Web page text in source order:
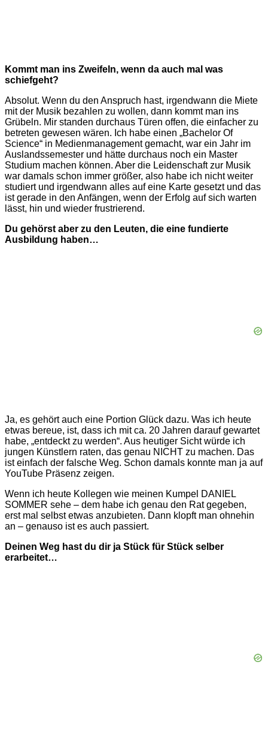
Kommt man ins Zweifeln, wenn da auch mal was
schiefgeht?
Absolut. Wenn du den Anspruch hast, irgendwann die Miete
mit der Musik bezahlen zu wollen, dann kommt man ins
Grübeln. Mir standen durchaus Türen offen, die einfacher zu
betreten gewesen wären. Ich habe einen „Bachelor Of
Science“ in Medienmanagement gemacht, war ein Jahr im
Auslandssemester und hätte durchaus noch ein Master
Studium machen können. Aber die Leidenschaft zur Musik
war damals schon immer größer, also habe ich nicht weiter
studiert und irgendwann alles auf eine Karte gesetzt und das
ist gerade in den Anfängen, wenn der Erfolg auf sich warten
lässt, hin und wieder frustrierend.
Du gehörst aber zu den Leuten, die eine fundierte
Ausbildung haben…
Ja, es gehört auch eine Portion Glück dazu. Was ich heute
etwas bereue, ist, dass ich mit ca. 20 Jahren darauf gewartet
habe, „entdeckt zu werden“. Aus heutiger Sicht würde ich
jungen Künstlern raten, das genau NICHT zu machen. Das
ist einfach der falsche Weg. Schon damals konnte man ja auf
YouTube Präsenz zeigen.
Wenn ich heute Kollegen wie meinen Kumpel DANIEL
SOMMER sehe – dem habe ich genau den Rat gegeben,
erst mal selbst etwas anzubieten. Dann klopft man ohnehin
an – genauso ist es auch passiert.
Deinen Weg hast du dir ja Stück für Stück selber
erarbeitet…